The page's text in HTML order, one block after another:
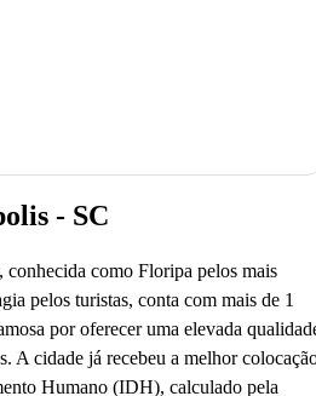
- SC
como Floripa pelos mais
pelos turistas, conta com mais de 1
por oferecer uma elevada
A cidade já recebeu a melhor
Humano (IDH), calculado pela